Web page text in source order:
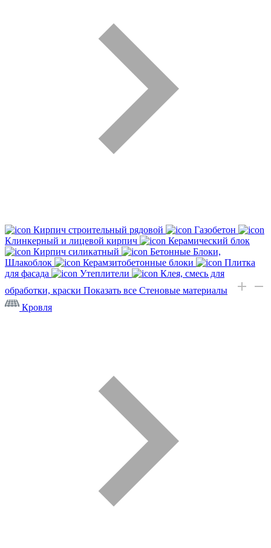
Кирпич строительный рядовой
Газобетон
Клинкерный и лицевой кирпич
Керамический блок
Кирпич силикатный
Бетонные Блоки,
Шлакоблок
Керамзитобетонные блоки
Плитка
для фасада
Утеплители
Клея, смесь для
обработки, краски Показать все Стеновые материалы
Кровля